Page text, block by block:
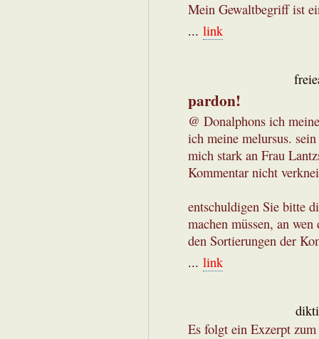
Mein Gewaltbegriff ist
... link
pardon!
@ Donalphons ich
ich meine melursus.
mich stark an Frau
Kommentar nicht
entschuldigen Sie bitte
machen müssen, an
den Sortierungen der
... link
Es folgt ein Exzerpt